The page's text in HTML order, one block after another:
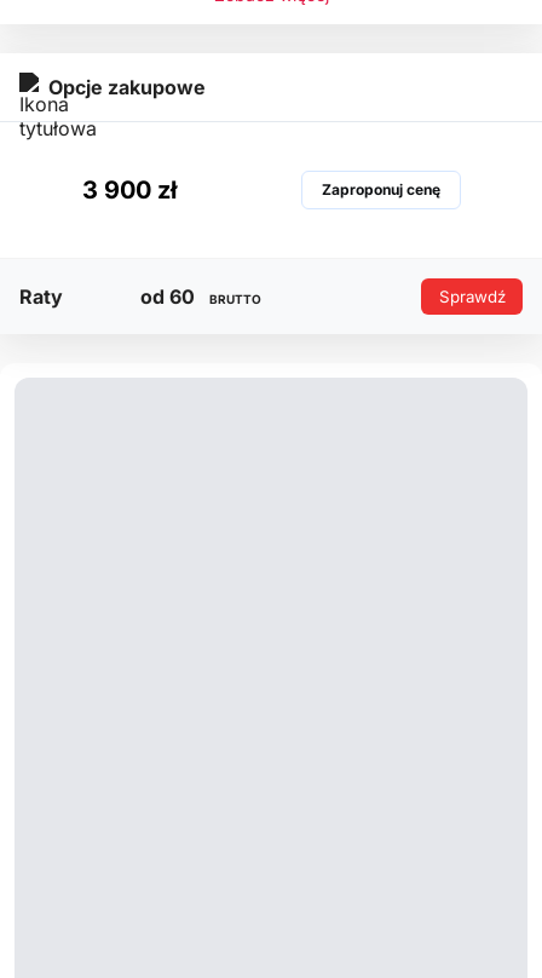
Opcje zakupowe
3 900 zł Zaproponuj cenę
Raty od 60 BRUTTO Sprawdź